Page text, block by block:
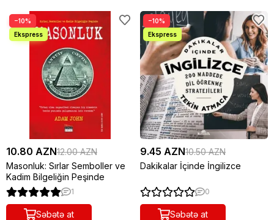
−10%
10.80 AZN12.00 AZN
Masonluk: Sırlar Semboller ve
Kadim Bilgeliğin Peşinde
1
Səbətə at
−10%
9.45 AZN10.50 AZN
Dakikalar İçinde İngilizce
0
Səbətə at